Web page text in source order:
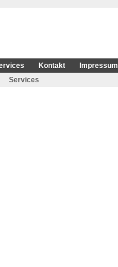
Kontakt
Impressum
Services